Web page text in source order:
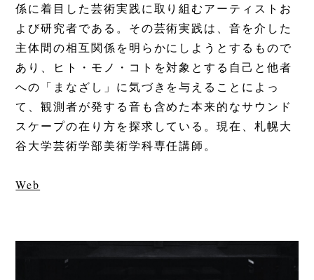
係に着目した芸術実践に取り組むアーティストお
よび研究者である。その芸術実践は、音を介した
主体間の相互関係を明らかにしようとするもので
あり、ヒト・モノ・コトを対象とする自己と他者
への「まなざし」に気づきを与えることによっ
て、観測者が発する音も含めた本来的なサウンド
スケープの在り方を探求している。現在、札幌大
谷大学芸術学部美術学科専任講師。
Web